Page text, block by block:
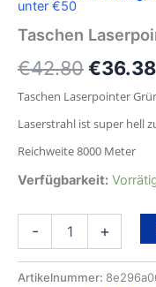
unter €50
Taschen
€42.80€36.38
Taschen Laserpointer
Laserstrahl ist super hell
Reichweite 8000 Meter
Verfügbarkeit:
- +
Artikelnummer: